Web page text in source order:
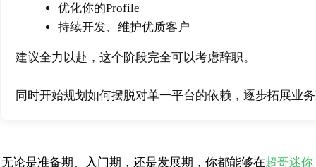
优化你的Profile
持续开发、维护优质客户
建议全力以赴，这个阶段完全可以考虑辞职。
同时开始规划如何摆脱对单一平台的依赖，逐步拓展业
无论是准备期、入门期，还是发展期，你都能够在超哥迷你